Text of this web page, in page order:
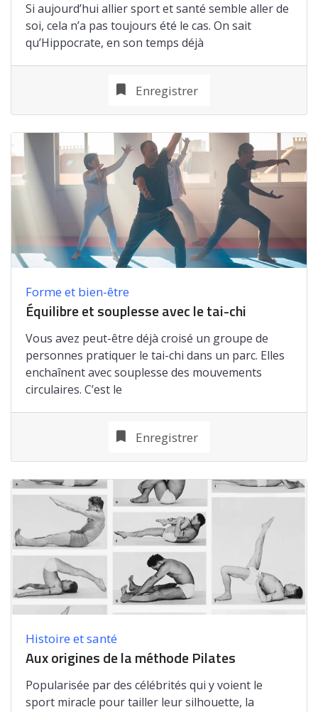
Si aujourd’hui allier sport et santé semble aller de
soi, cela n’a pas toujours été le cas. On sait
qu’Hippocrate, en son temps déjà
Enregistrer
Forme et bien-être
Équilibre et souplesse avec le tai-chi
Vous avez peut-être déjà croisé un groupe de
personnes pratiquer le tai-chi dans un parc. Elles
enchaînent avec souplesse des mouvements
circulaires. C’est le
Enregistrer
Histoire et santé
Aux origines de la méthode Pilates
Popularisée par des célébrités qui y voient le
sport miracle pour tailler leur silhouette, la